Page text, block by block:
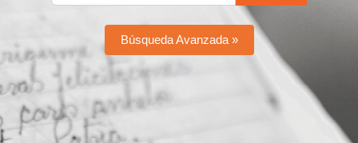
Búsqueda Avanzada »